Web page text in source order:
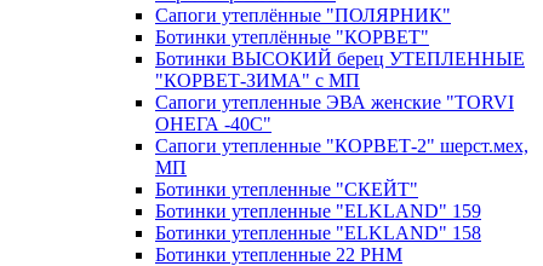
Сапоги утеплённые "ПОЛЯРНИК"
Ботинки утеплённые "КОРВЕТ"
Ботинки ВЫСОКИЙ берец УТЕПЛЕННЫЕ
"КОРВЕТ-ЗИМА" с МП
Сапоги утепленные ЭВА женские "TORVI
ОНЕГА -40С"
Сапоги утепленные "КОРВЕТ-2" шерст.мех,
МП
Ботинки утепленные "СКЕЙТ"
Ботинки утепленные "ELKLAND" 159
Ботинки утепленные "ELKLAND" 158
Ботинки утепленные 22 РНМ